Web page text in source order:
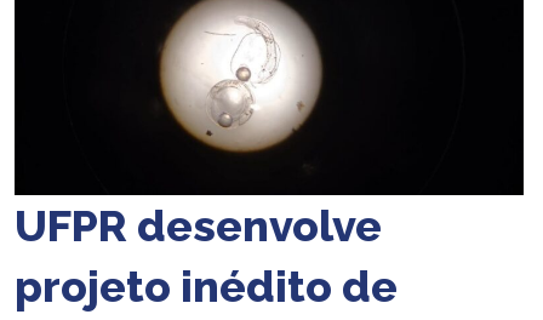
UFPR desenvolve
projeto inédito de